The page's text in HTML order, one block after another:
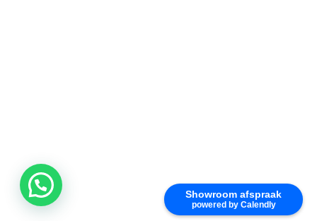
Showroom afspraak
powered by Calendly